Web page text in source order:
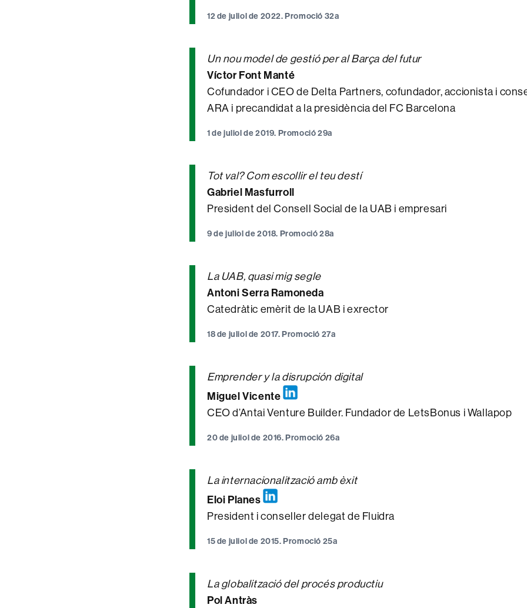
12 de juliol de 2022. Promoció 32a
Un nou model de gestió per al Barça del futur
Víctor Font Manté
Cofundador i CEO de Delta Partners, cofundador, accionista i
ARA i precandidat a la presidència del FC Barcelona
1 de juliol de 2019. Promoció 29a
Tot val? Com escollir el teu destí
Gabriel Masfurroll
President del Consell Social de la UAB i empresari
9 de juliol de 2018. Promoció 28a
La UAB, quasi mig segle
Antoni Serra Ramoneda
Catedràtic emèrit de la UAB i exrector
18 de juliol de 2017. Promoció 27a
Emprender y la disrupción digital
Miguel Vicente
CEO d’Antai Venture Builder. Fundador de LetsBonus i Wallapop
20 de juliol de 2016. Promoció 26a
La internacionalització amb èxit
Eloi Planes
President i conseller delegat de Fluidra
15 de juliol de 2015. Promoció 25a
La globalització del procés productiu
Pol Antràs